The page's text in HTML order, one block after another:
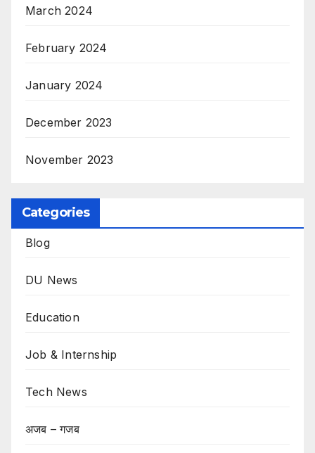
March 2024
February 2024
January 2024
December 2023
November 2023
Categories
Blog
DU News
Education
Job & Internship
Tech News
अजब – गजब